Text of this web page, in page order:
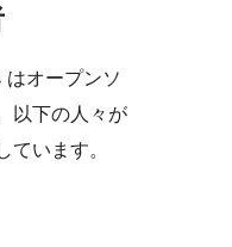
オープンソ
以下の人々が
います。